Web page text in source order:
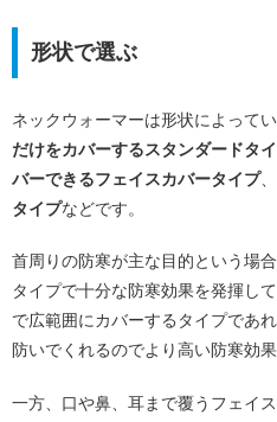
形状で選ぶ
ネックウォーマーは形状によって
だけをカバーするスタンダードタ
バーできるフェイスカバータイプ、
タイプなどです。
首周りの防寒が主な目的という場
タイプで十分な防寒効果を発揮し
で広範囲にカバーするタイプであ
防いでくれるのでより高い防寒効果
一方、口や鼻、耳まで覆うフェイ